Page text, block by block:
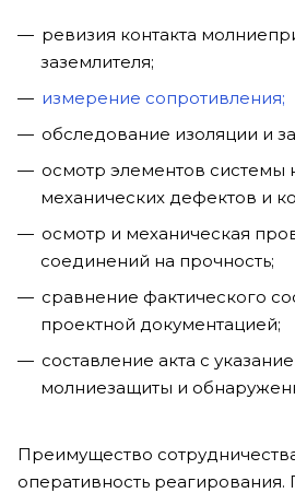
ревизия контакта
заземлителя;
измерение сопротивления;
обследование изоляции и
осмотр элементов системы
механических дефектов и
осмотр и механическая
соединений на прочность;
сравнение фактического
проектной документацией;
составление акта с
молниезащиты и
Преимущество
оперативность